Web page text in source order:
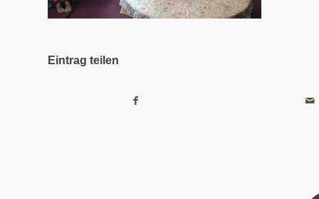
Eintrag teilen